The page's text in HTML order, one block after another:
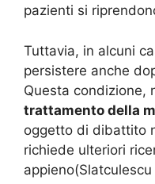
pazienti si
Tuttavia, in alcuni
persistere anche
Questa condizione,
trattamento della
oggetto di dibattito
richiede ulteriori
appieno